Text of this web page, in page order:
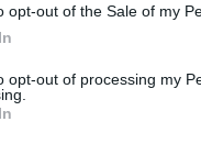
opt-out of the Sale of my
opt-out of processing my